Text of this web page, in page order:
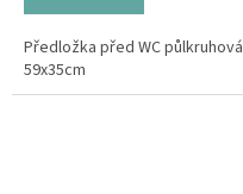
Předložka před WC půlkruhová
59x35cm